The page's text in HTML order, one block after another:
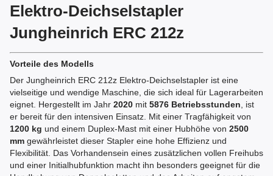
Elektro-Deichselstapler
Jungheinrich ERC 212z
Vorteile des Modells
Der Jungheinrich ERC 212z Elektro-Deichselstapler ist eine
vielseitige und wendige Maschine, die sich ideal für Lagerarbeiten
eignet. Hergestellt im Jahr 2020 mit 5876 Betriebsstunden , ist
er bereit für den intensiven Einsatz. Mit einer Tragfähigkeit von
1200 kg und einem Duplex-Mast mit einer Hubhöhe von 2500
mm gewährleistet dieser Stapler eine hohe Effizienz und
Flexibilität. Das Vorhandensein eines zusätzlichen vollen Freihubs
und einer Initialhubfunktion macht ihn besonders geeignet für die